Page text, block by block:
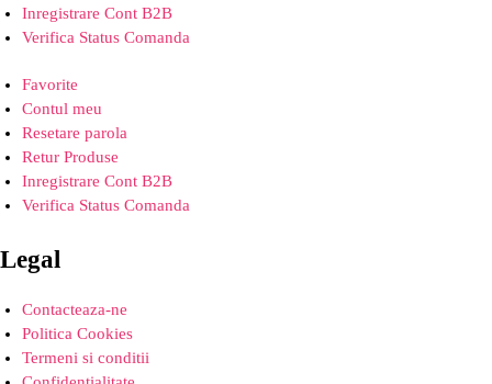
Inregistrare Cont B2B
Verifica Status Comanda
Favorite
Contul meu
Resetare parola
Retur Produse
Inregistrare Cont B2B
Verifica Status Comanda
Legal
Contacteaza-ne
Politica Cookies
Termeni si conditii